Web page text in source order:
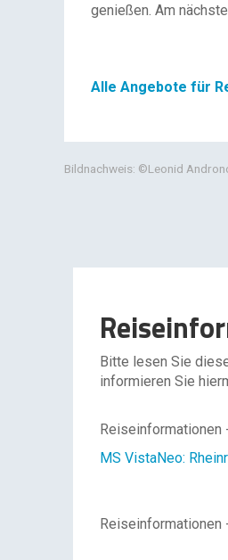
genießen. Am
Alle Angebote für
Bildnachweis: ©Leonid
Bitte lesen Sie
informieren Sie
Reiseinformationen
MS VistaNeo:
Reiseinformationen